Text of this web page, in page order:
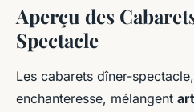
Aperçu des
Spectacle
Les cabarets dîner-
enchanteresse, mélangent art